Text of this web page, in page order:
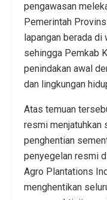
pengawasan
Pemerintah
lapangan berada di
sehingga Pemkab
penindakan awal
dan lingkungan
Atas temuan
resmi menjatuhkan
penghentian
penyegelan resmi
Agro Plantations
menghentikan